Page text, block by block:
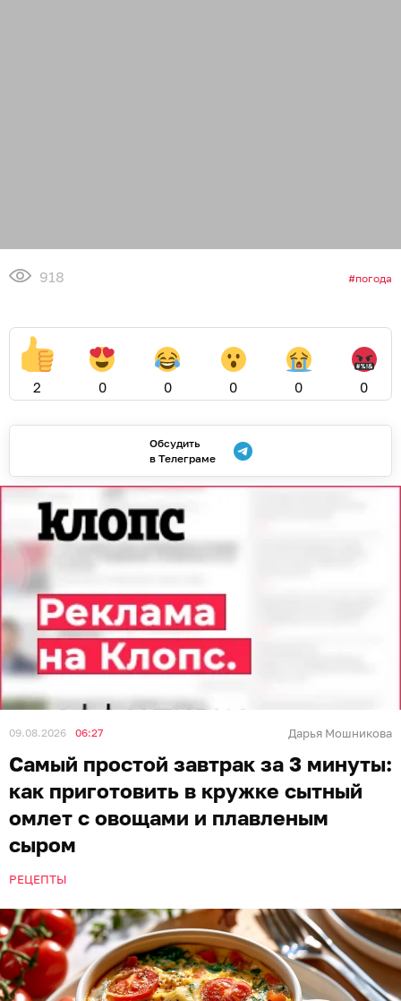
918 погода
2 0 0 0 0 0
Обсудить
в Телеграме
09.08.2026 06:27 Дарья Мошникова
Самый простой завтрак за 3 минуты:
как приготовить в кружке сытный
омлет с овощами и плавленым
сыром
РЕЦЕПТЫ